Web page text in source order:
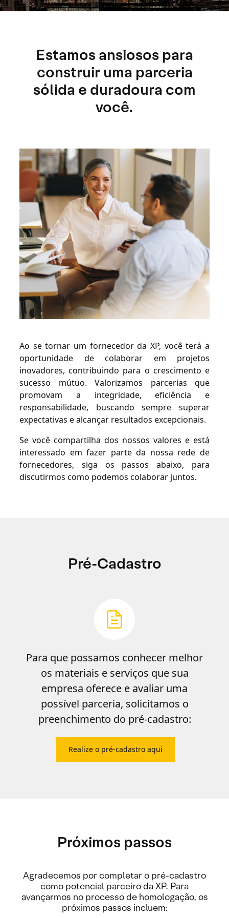
Estamos ansiosos para
construir uma parceria
sólida e duradoura com
você.
Ao se tornar um fornecedor da XP, você terá a
oportunidade de colaborar em projetos
inovadores, contribuindo para o crescimento e
sucesso mútuo. Valorizamos parcerias que
promovam a integridade, eficiência e
responsabilidade, buscando sempre superar
expectativas e alcançar resultados excepcionais.
Se você compartilha dos nossos valores e está
interessado em fazer parte da nossa rede de
fornecedores, siga os passos abaixo, para
discutirmos como podemos colaborar juntos.
Pré-Cadastro
Para que possamos conhecer melhor
os materiais e serviços que sua
empresa oferece e avaliar uma
possível parceria, solicitamos o
preenchimento do pré-cadastro:
Realize o pré-cadastro aqui
Próximos passos
Agradecemos por completar o pré-cadastro
como potencial parceiro da XP. Para
avançarmos no processo de homologação, os
próximos passos incluem: